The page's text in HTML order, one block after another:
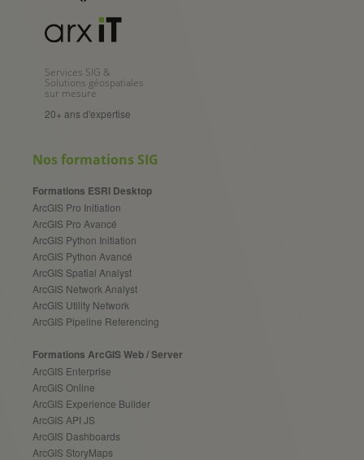
Services SIG &
Solutions géospatiales
sur mesure
20+ ans d'expertise
Nos formations SIG
Formations ESRI Desktop
ArcGIS Pro Initiation
ArcGIS Pro Avancé
ArcGIS Python Initiation
ArcGIS Python Avancé
ArcGIS Spatial Analyst
ArcGIS Network Analyst
ArcGIS Utility Network
ArcGIS Pipeline Referencing
Formations ArcGIS Web / Server
ArcGIS Enterprise
ArcGIS Online
ArcGIS Experience Builder
ArcGIS API JS
ArcGIS Dashboards
ArcGIS StoryMaps